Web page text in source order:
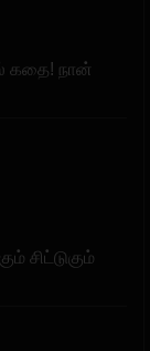
கதை! நான்
சிட்டுகும்